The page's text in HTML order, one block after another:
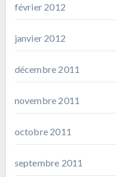
février 2012
janvier 2012
décembre 2011
novembre 2011
octobre 2011
septembre 2011